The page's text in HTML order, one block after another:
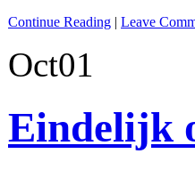
Continue Reading | Leave
Oct01
Eindelijk